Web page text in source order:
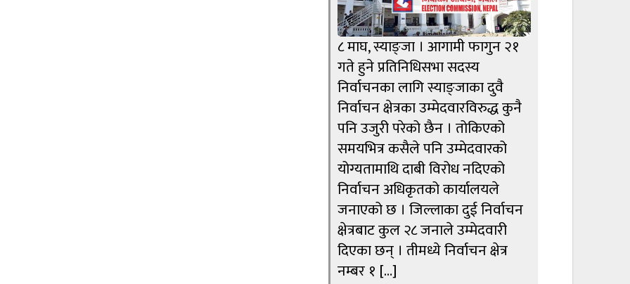
८ माघ, स्याङ्जा । आगामी फागुन २१
गते हुने प्रतिनिधिसभा सदस्य
निर्वाचनका लागि स्याङ्जाका दुवै
निर्वाचन क्षेत्रका उम्मेदवारविरुद्ध कुनै
पनि उजुरी परेको छैन । तोकिएको
समयभित्र कसैले पनि उम्मेदवारको
योग्यतामाथि दाबी विरोध नदिएको
निर्वाचन अधिकृतको कार्यालयले
जनाएको छ । जिल्लाका दुई निर्वाचन
क्षेत्रबाट कुल २८ जनाले उम्मेदवारी
दिएका छन् । तीमध्ये निर्वाचन क्षेत्र
नम्बर १ […]